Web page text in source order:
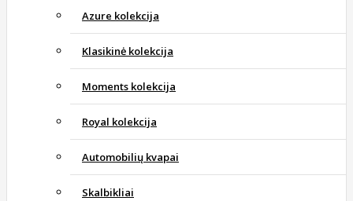
Azure kolekcija
Klasikinė kolekcija
Moments kolekcija
Royal kolekcija
Automobilių kvapai
Skalbikliai